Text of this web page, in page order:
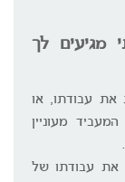
מגיעים לך
את עבודתו, או
מעוניין
את עבודתו של